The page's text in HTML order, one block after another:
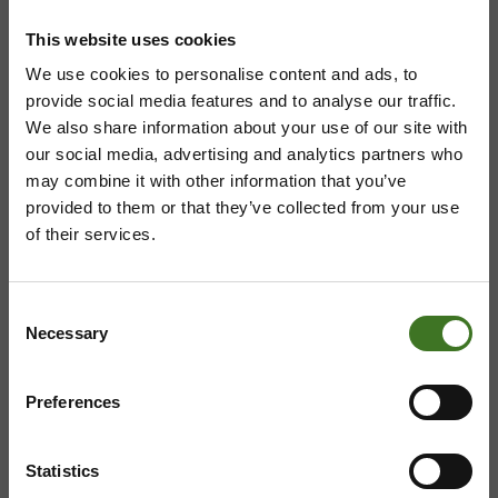
This website uses cookies
We use cookies to personalise content and ads, to
provide social media features and to analyse our traffic.
We also share information about your use of our site with
our social media, advertising and analytics partners who
may combine it with other information that you’ve
provided to them or that they’ve collected from your use
of their services.
Selection
Necessary
Preferences
Statistics
Viestitie 2, 87700 Kajaani
08 636 611
Avoinna arkisin 9 - 17
Majasaaren jätekeskus